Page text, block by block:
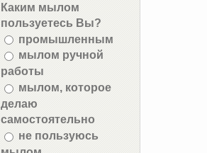
Каким мылом
пользуетесь Вы?
промышленным
мылом ручной
работы
мылом, которое
делаю
самостоятельно
не пользуюсь